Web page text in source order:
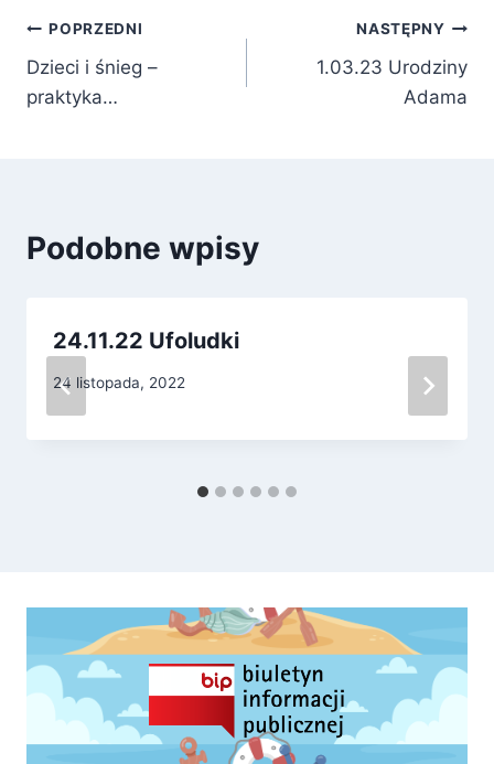
Nawigacja
wpisu
POPRZEDNI
Dzieci i śnieg –
praktyka…
NASTĘPNY
1.03.23 Urodziny
Adama
Podobne wpisy
24.11.22 Ufoludki
24 listopada, 2022